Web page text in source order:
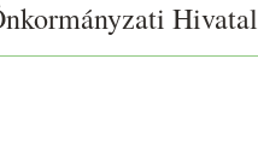
Hivatal